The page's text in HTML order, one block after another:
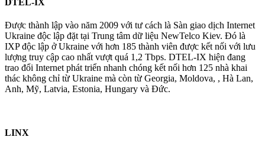
DTEL-IX
Được thành lập vào năm 2009 với tư cách là Sàn giao dịch Internet
Ukraine độc lập đặt tại Trung tâm dữ liệu NewTelco Kiev. Đó là
IXP độc lập ở Ukraine với hơn 185 thành viên được kết nối với lưu
lượng truy cập cao nhất vượt quá 1,2 Тbps. DTEL-IX hiện đang
trao đổi Internet phát triển nhanh chóng kết nối hơn 125 nhà khai
thác không chỉ từ Ukraine mà còn từ Georgia, Moldova, , Hà Lan,
Anh, Mỹ, Latvia, Estonia, Hungary và Đức.
LINX